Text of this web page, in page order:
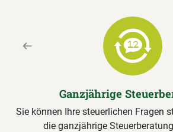
Ganzjährige
Sie können Ihre steuerlichen Fragen
die ganzjährige
Previous